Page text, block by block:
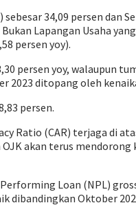
34,09 persen dan
Lapangan Usaha
persen yoy).
persen yoy, walaupun
2023 ditopang oleh
persen.
Ratio (CAR) terjaga di
akan terus
Loan (NPL)
dibandingkan Oktober